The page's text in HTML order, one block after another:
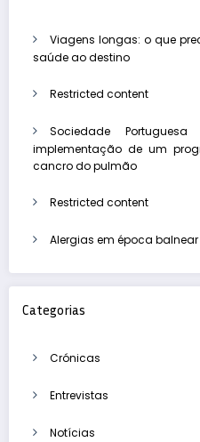
Viagens longas: o que
saúde ao destino
Restricted content
Sociedade
implementação de um
cancro do pulmão
Restricted content
Alergias em época balnear
Categorias
Crónicas
Entrevistas
Notícias